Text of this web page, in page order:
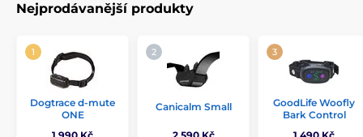
Nejprodávanější produkty
Dogtrace d-mute
ONE
Canicalm Small
GoodLife Woofly
Bark Control